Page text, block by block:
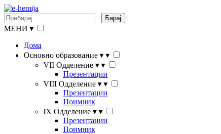
Барај
МЕНИ ▾
Дома
Основно образование ▾ ▾
VII Одделение ▾ ▾
Презентации
VIII Одделение ▾ ▾
Презентации
Поимник
IX Одделение ▾ ▾
Презентации
Поимник